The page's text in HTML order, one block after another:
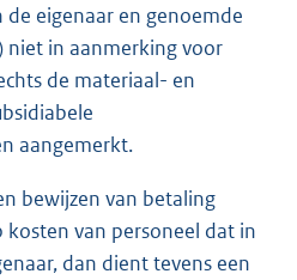
eigenaar en genoemde
niet in aanmerking voor
de materiaal- en
aangemerkt.
bewijzen van betaling
van personeel dat in
dan dient tevens een